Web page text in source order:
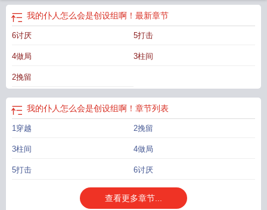
人。黑长炸脾气坏，但长大以后实在美丽，可以当泉奈，啊不，佐助二号的捆绑
物。一通爽吃，再次回到所处的时代，春见终于后知后觉把番给补完了。看着屏
幕里初代目火影千手柱间、二代目火影千手扉间，春见开始感觉不对。等看到摇
仆人是属于什么类型的电影
我的仆人漫画无删减版
是我的仆人
戏我的仆人汉化版安装最新版本更我的仆人生涯游戏攻略我的仆人安卓版我
的仆人未增删免费阅读全集
历 我的仆人大人免费阅读我的仆人是什么意思 我的仆人叫什么
点?我的仆人大人漫画下拉式免费 我的仆人大人百度贴吧
我的仆人怎么会是创设组啊！ 最新章节
6讨厌 5打击
4做局 3柱间
2挽留
我的仆人怎么会是创设组啊！ 章节列表
1穿越 2挽留
3柱间 4做局
5打击 6讨厌
查看更多章节...